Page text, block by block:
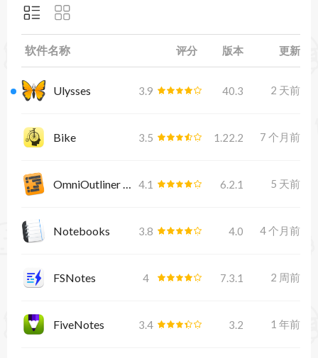
VIP
上传
软件名称 评分 版本 更新
Ulysses 3.9 40.3 2 天前
Bike 3.5 1.22.2 7 个月前
OmniOutliner Pro 4.1 6.2.1 5 天前
Notebooks 3.8 4.0 4 个月前
FSNotes 4 7.3.1 2 周前
FiveNotes 3.4 3.2 1 年前